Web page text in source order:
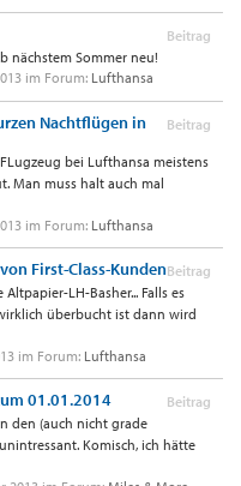
Beitrag
nächstem Sommer neu!
im Forum: Lufthansa
Beitrag
Nachtflügen in
bei Lufthansa meistens
Man muss halt auch mal
im Forum: Lufthansa
Beitrag
First-Class-Kunden
LH-Basher... Falls es
überbucht ist dann wird
im Forum: Lufthansa
Beitrag
01.01.2014
den (auch nicht grade
Komisch, ich hätte